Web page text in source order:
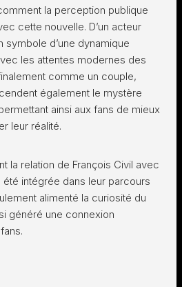
la perception publique
cette nouvelle. D’un acteur
symbole d’une dynamique
les attentes modernes des
comme un couple,
également le mystère
ainsi aux fans de mieux
leur réalité.
la relation de François Civil avec
intégrée dans leur parcours
alimenté la curiosité du
généré une connexion